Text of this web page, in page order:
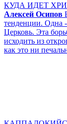
КУДА ИДЕТ
Алексей Осипов
тенденции. Одна
Церковь. Эта
исходить из
как это ни